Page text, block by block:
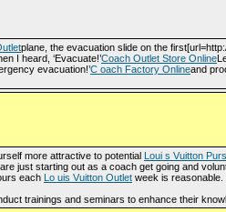
plane, the evacuation slide on the
I heard, ‘Evacuate!’Coach Outlet Store Online
evacuation!’C oach Factory Onlineand
more attractive to potential Loui s Vuitton
just starting out as a coach get going and
each Lo uis Vuitton Outlet week is
trainings and seminars to enhance their